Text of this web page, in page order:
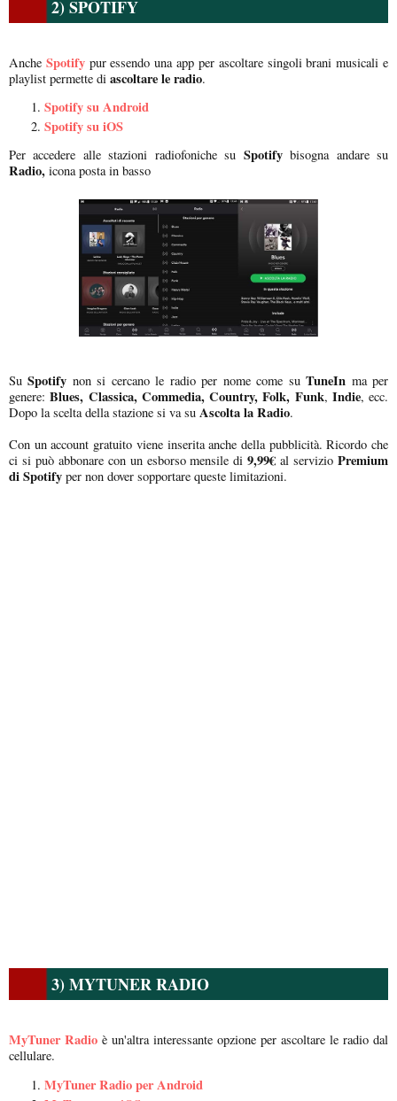
2) SPOTIFY
Anche Spotifypur essendo una app per ascoltare singoli brani musicali e
playlist permette di ascoltare le radio.
Spotify su Android
Spotify su iOS
Per accedere alle stazioni radiofoniche su Spotifybisogna andare su
Radio, icona posta in basso
SuSpotify non si cercano le radio per nome come suTuneIn ma per
genere: Blues, Classica, Commedia, Country, Folk, Funk, Indie, ecc.
Dopo la scelta della stazione si va su Ascolta la Radio.
Con un account gratuito viene inserita anche della pubblicità. Ricordo che
ci si può abbonare con un esborso mensile di9,99€ al servizio Premium
di Spotify per non dover sopportare queste limitazioni.
3) MYTUNER RADIO
MyTuner Radio è un'altra interessante opzione per ascoltare le radio dal
cellulare.
MyTuner Radio per Android